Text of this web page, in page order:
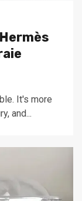
It's more
and...